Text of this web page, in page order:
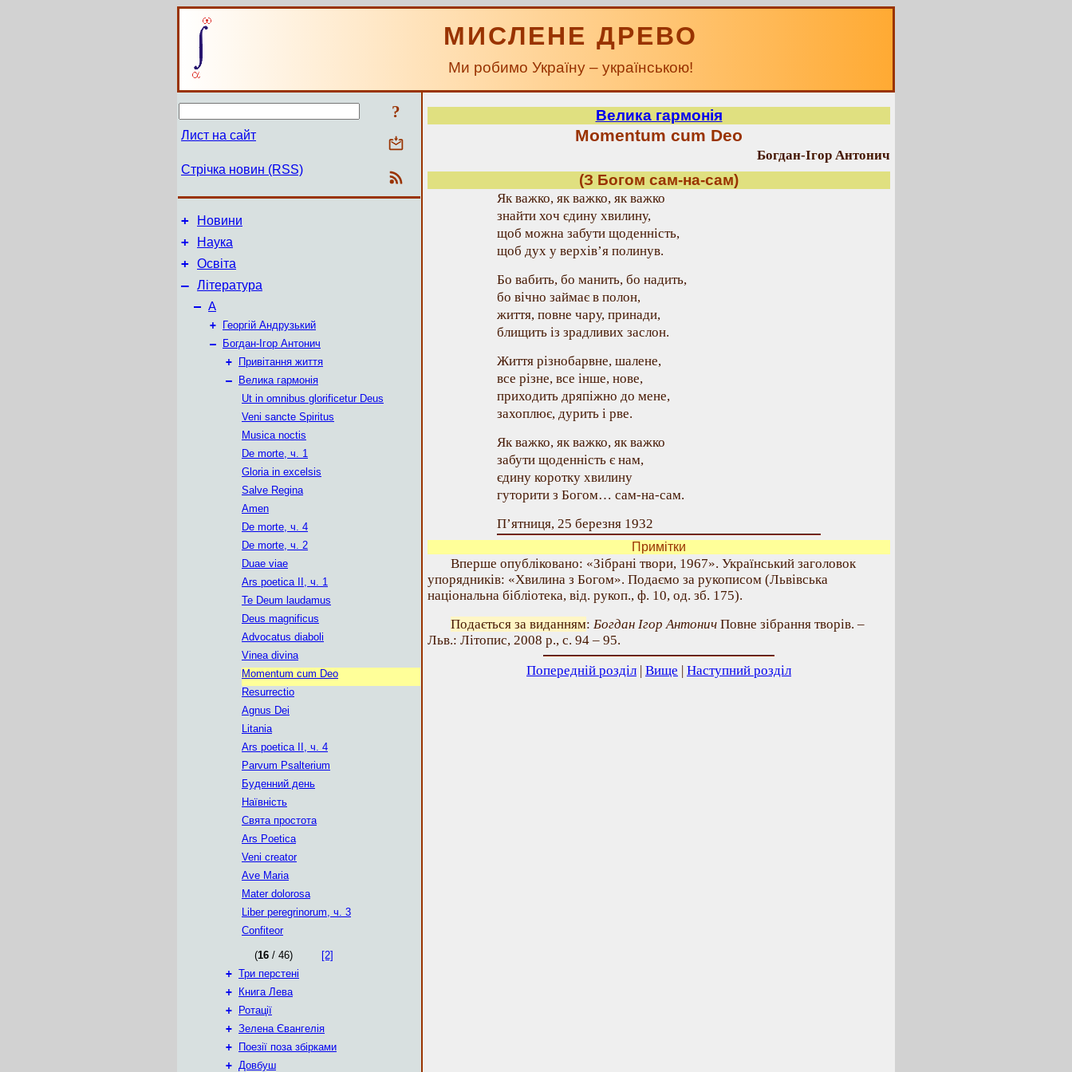
МИСЛЕНЕ ДРЕВО
Ми робимо Україну – українською!
?
Лист на сайт
Стрічка новин (RSS)
+ Новини
+ Наука
+ Освіта
– Література
– А
+
Георгій Андрузький
–
Богдан-Ігор Антонич
+
Привітання життя
–
Велика гармонія
Ut in omnibus glorificetur Deus
Veni sancte Spiritus
Musica noctis
De morte, ч. 1
Gloria in excelsis
Salve Regina
Amen
De morte, ч. 4
De morte, ч. 2
Duae viae
Ars poetica II, ч. 1
Те Deum laudamus
Deus magnificus
Advocatus diaboli
Vinea divina
Momentum cum Deo
Resurrectio
Agnus Dei
Litania
Ars poetica II, ч. 4
Parvum Psalterium
Буденний день
Наївність
Свята простота
Ars Poetica
Veni creator
Ave Maria
Mater dolorosa
Liber peregrinorum, ч. 3
Confiteor
(16 / 46)
[2]
+ Три перстені
+
Книга Лева
+
Ротації
+ Зелена Євангелія
+
Поезії поза збірками
+ Довбуш
Велика гармонія
Momentum cum Deo
Богдан-Ігор Антонич
(З Богом сам-на-сам)
Як важко, як важко, як важко
знайти хоч єдину хвилину,
щоб можна забути щоденність,
щоб дух у верхів’я полинув.
Бо вабить, бо манить, бо надить,
бо вічно займає в полон,
життя, повне чару, принади,
блищить із зрадливих заслон.
Життя різнобарвне, шалене,
все різне, все інше, нове,
приходить дряпіжно до мене,
захоплює, дурить і рве.
Як важко, як важко, як важко
забути щоденність є нам,
єдину коротку хвилину
гуторити з Богом… сам-на-сам.
П’ятниця, 25 березня 1932
Примітки
Вперше опубліковано: «Зібрані твори, 1967». Український заголовок
упорядників: «Хвилина з Богом». Подаємо за рукописом (Львівська
національна бібліотека, від. рукоп., ф. 10, од. зб. 175).
Подається за виданням: Богдан Ігор Антонич Повне зібрання творів. –
Льв.: Літопис, 2008 р., с. 94 – 95.
Попередній розділ | Вище | Наступний розділ